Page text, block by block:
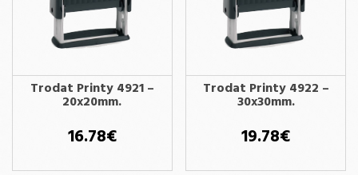
Trodat Printy 4921 –
20x20mm.
16.78€
Trodat Printy 4922 –
30x30mm.
19.78€